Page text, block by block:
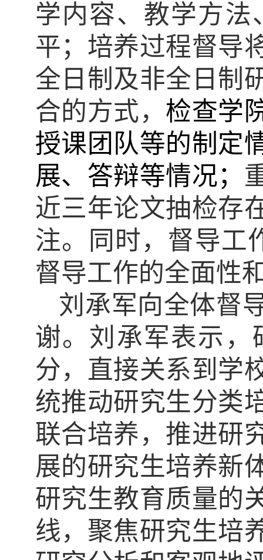
学内容、教学方
平；培养过程督导
全日制及非全日制
合的方式， 检查学
授课团队等的制定
展、答辩等情况；
近三年论文抽检存
注。同时，督导工
督导工作的全面性
刘承军向全体督
谢。刘承军表示
分，直接关系到学
统推动研究生分类
联合培养，推进研
展的研究生培养新
研究生教育质量的
线，聚焦研究生培